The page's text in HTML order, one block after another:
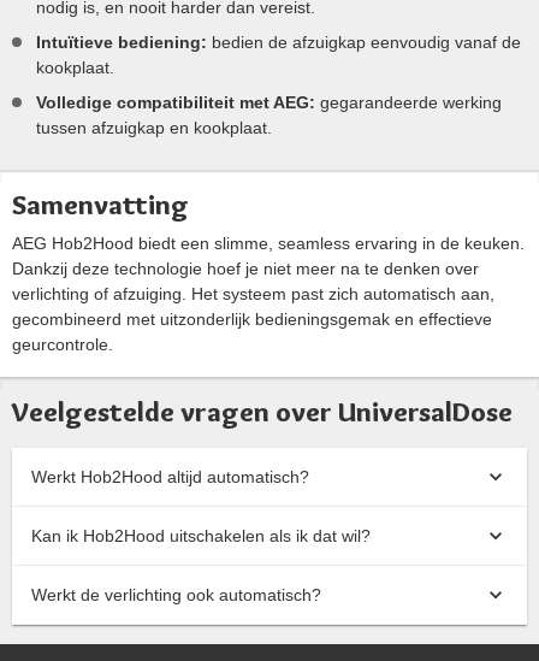
nodig is, en nooit harder dan vereist.
Intuïtieve bediening: bedien de afzuigkap eenvoudig vanaf de
kookplaat.
Volledige compatibiliteit met AEG: gegarandeerde werking
tussen afzuigkap en kookplaat.
Samenvatting
AEG Hob2Hood biedt een slimme, seamless ervaring in de keuken.
Dankzij deze technologie hoef je niet meer na te denken over
verlichting of afzuiging. Het systeem past zich automatisch aan,
gecombineerd met uitzonderlijk bedieningsgemak en effectieve
geurcontrole.
Veelgestelde vragen over UniversalDose
Werkt Hob2Hood altijd automatisch?
Kan ik Hob2Hood uitschakelen als ik dat wil?
Werkt de verlichting ook automatisch?